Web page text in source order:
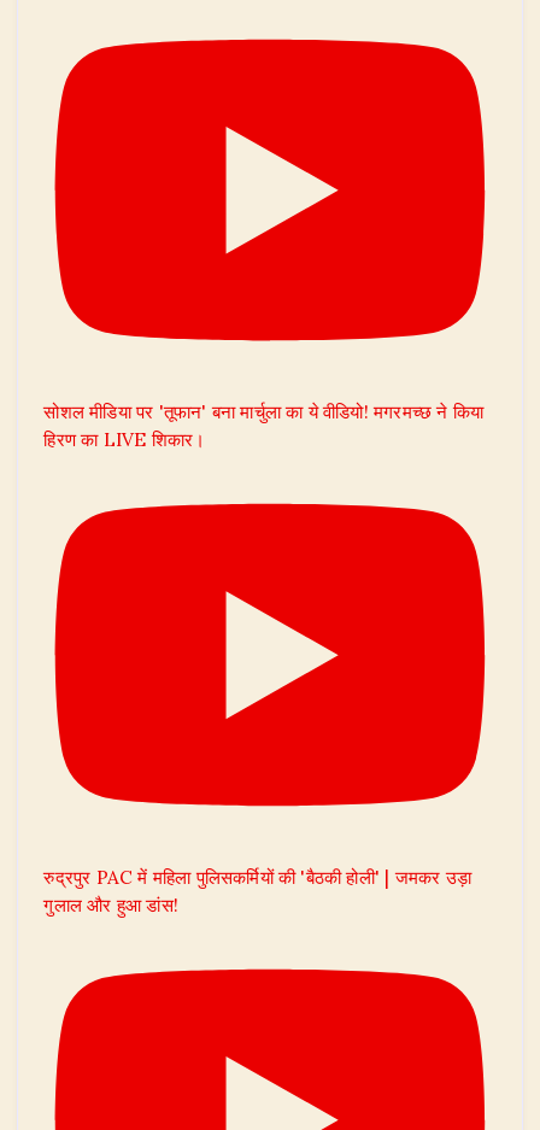
सोशल मीडिया पर 'तूफान' बना मार्चुला का ये वीडियो! मगरमच्छ ने किया
हिरण का LIVE शिकार।
रुद्रपुर PAC में महिला पुलिसकर्मियों की 'बैठकी होली' | जमकर उड़ा
गुलाल और हुआ डांस!